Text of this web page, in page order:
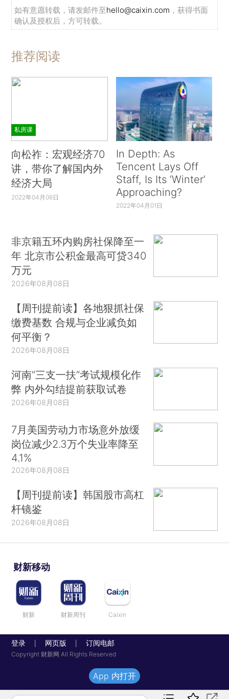
如有意愿转载，请发邮件至hello@caixin.com ，获得书面
确认及授权后，方可转载。
推荐阅读
私房课
向松祚：宏观经济70
讲，带你了解国内外
经济大局
2022年04月06日
In Depth: As
Tencent Lays Off
Staff, Is Its ‘Winter’
Approaching?
2022年04月01日
非京籍五环内购房社保降至一
年 北京市公积金最高可贷340
万元
2026年08月08日
【周刊提前读】各地狠抓社保
缴费基数 合规与企业减负如
何平衡？
2026年08月08日
河南“三支一扶”考试规模化作
弊 内外勾结提前获取试卷
2026年08月08日
7月美国劳动力市场意外放缓
岗位减少2.3万个失业率降至
4.1%
2026年08月08日
【周刊提前读】韩国股市高杠
杆镜鉴
2026年08月08日
财新移动
财新 财新周刊 Caixin
登录 网页版 订阅电邮
Copyright 财新网 All Rights Reserved
App 内打开